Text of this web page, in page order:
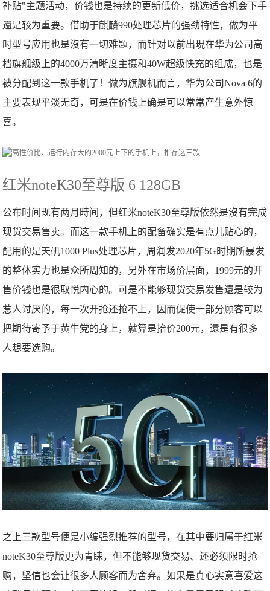
补贴"主题活动，价钱也是持续的更新低价，挑选适合机会下手
還是较为重要。借助于麒麟990处理芯片的强劲特性，做为平
时型号应用也是沒有一切难题，而针对以前出現在华为公司高
档旗舰级上的4000万清晰度主摄和40W超级快充的组成，也是
被分配到这一款手机了！做为旗舰机而言，华为公司Nova 6的
主要表现平淡无奇，可是在价钱上确是可以常常产生意外惊
喜。
红米noteK30至尊版 6 128GB
公布时间现有两月時间，但红米noteK30至尊版依然是沒有完成
现货交易售卖。而这一款手机上的配备确实是有点儿贴心的，
配用的是天矶1000 Plus处理芯片，周润发2020年5G时期所暴发
的整体实力也是众所周知的，另外在市场价层面，1999元的开
售价钱也是很取悦内心的。可是不能够现货交易发售還是较为
惹人讨厌的，每一次开抢还抢不上，因而促使一部分顾客可以
把期待寄予于黄牛党的身上，就算是抬价200元，還是有很多
人想要选购。
之上三款型号便是小编强烈推荐的型号，在其中要归属于红米
noteK30至尊版更为青睐，但不能够现货交易、还必须限时抢
购，坚信也会让很多人顾客而为舍弃。如果是真心实意喜爱这